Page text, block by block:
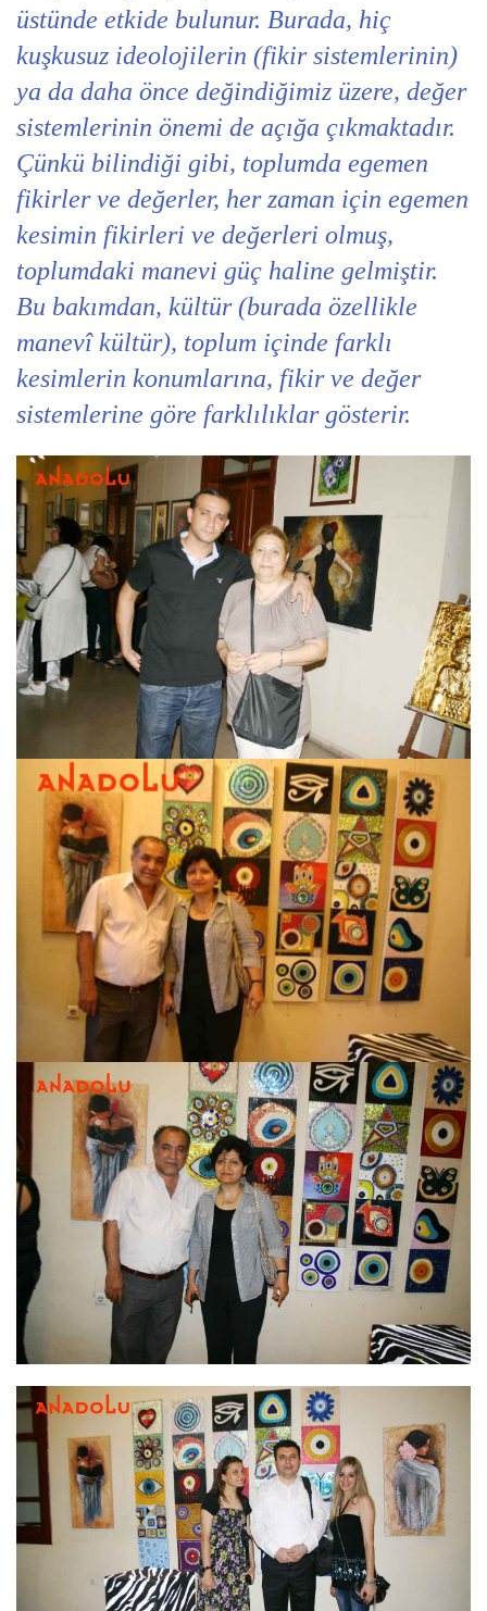
üstünde etkide bulunur. Burada, hiç
kuşkusuz ideolojilerin (fikir sistemlerinin)
ya da daha önce değindiğimiz üzere, değer
sistemlerinin önemi de açığa çıkmaktadır.
Çünkü bilindiği gibi, toplumda egemen
fikirler ve değerler, her zaman için egemen
kesimin fikirleri ve değerleri olmuş,
toplumdaki manevi güç haline gelmiştir.
Bu bakımdan, kültür (burada özellikle
manevî kültür), toplum içinde farklı
kesimlerin konumlarına, fikir ve değer
sistemlerine göre farklılıklar gösterir.